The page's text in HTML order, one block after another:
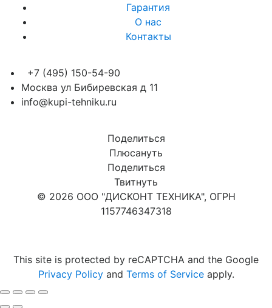
Гарантия
О нас
Контакты
+7 (495) 150-54-90
Москва ул Бибиревская д 11
info@kupi-tehniku.ru
Поделиться
Плюсануть
Поделиться
Твитнуть
© 2026 ООО "ДИСКОНТ ТЕХНИКА", ОГРН
1157746347318
This site is protected by reCAPTCHA and the Google
Privacy Policyand Terms of Serviceapply.